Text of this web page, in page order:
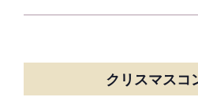
クリスマスコ